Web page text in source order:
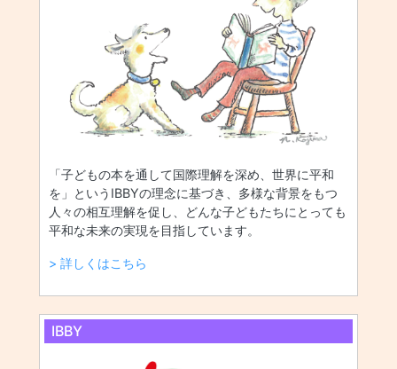
「子どもの本を通して国際理解を深め、世界に平和
を」というIBBYの理念に基づき、多様な背景をもつ
人々の相互理解を促し、どんな子どもたちにとっても
平和な未来の実現を目指しています。
> 詳しくはこちら
IBBY